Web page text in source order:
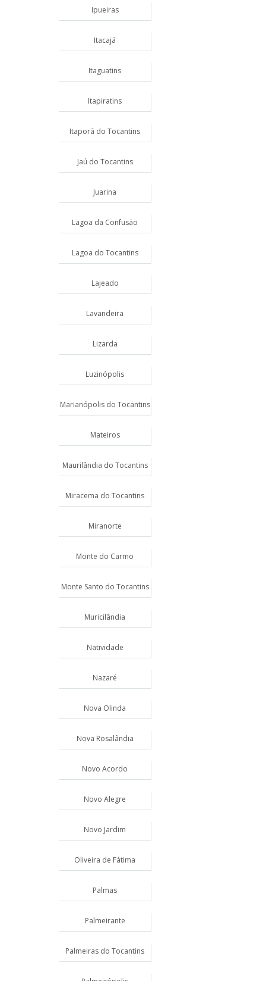
Ipueiras
Itacajá
Itaguatins
Itapiratins
Itaporã do Tocantins
Jaú do Tocantins
Juarina
Lagoa da Confusão
Lagoa do Tocantins
Lajeado
Lavandeira
Lizarda
Luzinópolis
Marianópolis do Tocantins
Mateiros
Maurilândia do Tocantins
Miracema do Tocantins
Miranorte
Monte do Carmo
Monte Santo do Tocantins
Muricilândia
Natividade
Nazaré
Nova Olinda
Nova Rosalândia
Novo Acordo
Novo Alegre
Novo Jardim
Oliveira de Fátima
Palmas
Palmeirante
Palmeiras do Tocantins